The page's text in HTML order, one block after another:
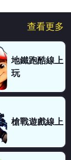
查看更多
地鐵跑酷線上
玩
槍戰遊戲線上